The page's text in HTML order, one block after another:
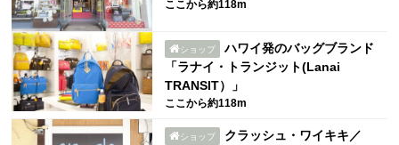
ここから約118m
ショップ
ハワイ発のバッグブランド
「ラナイ・トランジット(Lanai
TRANSIT）」
ここから約118m
ショップ
クラッシュ・ワイキキ／